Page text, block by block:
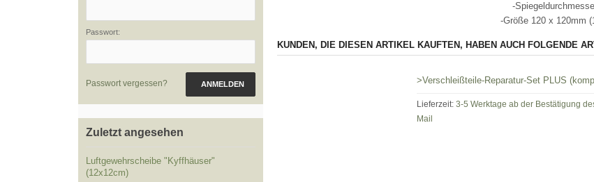
-
-Größe 120 x 120mm
KUNDEN, DIE DIESEN ARTIKEL KAUFTEN, HABEN AUCH FOLGENDE
>Verschleißteile-Reparatur-Set PLUS
Lieferzeit:3-5 Werktage ab der Bestätigung
Mail
Passwort:
Passwort vergessen? ANMELDEN
Zuletzt angesehen
Luftgewehrscheibe "Kyffhäuser"
(12x12cm)